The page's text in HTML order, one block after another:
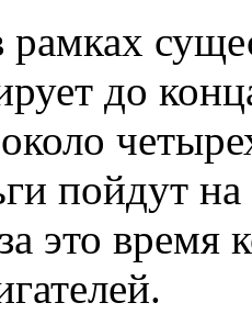
до
пойдут
это время